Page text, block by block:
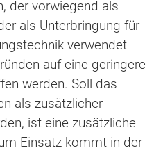
der vorwiegend als
als Unterbringung für
verwendet
auf eine geringere
werden. Soll das
als zusätzlicher
ist eine zusätzliche
Einsatz kommt in der